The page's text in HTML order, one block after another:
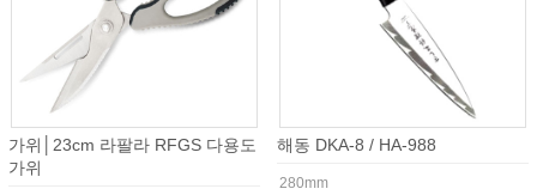
가위│23cm 라팔라 RFGS 다용도
가위
해동 DKA-8 / HA-988
280mm